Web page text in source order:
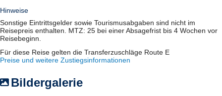
Hinweise
Sonstige Eintrittsgelder sowie Tourismusabgaben sind nicht im
Reisepreis enthalten. MTZ: 25 bei einer Absagefrist bis 4 Wochen vor
Reisebeginn.
Für diese Reise gelten die Transferzuschläge Route E
Preise und weitere Zustiegsinformationen
Bildergalerie